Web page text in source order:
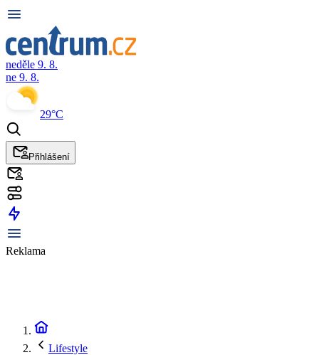
neděle 9. 8.
ne 9. 8.
29°C
Přihlášení
Reklama
Lifestyle